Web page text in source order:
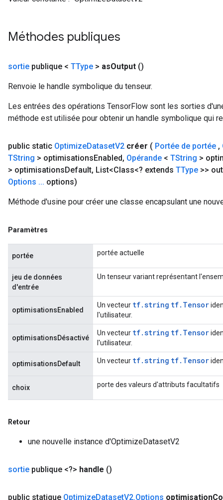
Méthodes publiques
sortie publique < TType > asOutput ()
Renvoie le handle symbolique du tenseur.
Les entrées des opérations TensorFlow sont les sorties
méthode est utilisée pour obtenir un handle symbolique qui
public static OptimizeDatasetV2 créer ( Portée de portée ,
TString > optimisationsEnabled, Opérande < TString >
> optimisationsDefault, List<Class<? extends TType >>
Options ... options)
Méthode d'usine pour créer une classe encapsulant une
Paramètres
portée portée actuelle
jeu de données
d'entrée
Un tenseur variant représentant
optimisationsEnabled
Un vecteur tf.string tf.Tensor
l'utilisateur.
optimisationsDésactivé
Un vecteur tf.string tf.Tensor
l'utilisateur.
optimisationsDefault Un vecteur tf.string tf.Tensor
choix porte des valeurs d'attributs facultatifs
Retour
une nouvelle instance d'OptimizeDatasetV2
sortie publique <?> handle ()
public statique OptimizeDatasetV2.Options optimisation